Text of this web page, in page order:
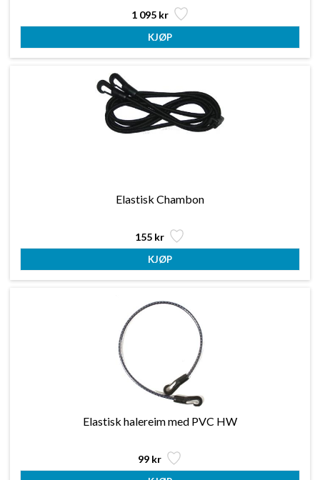
1 095 kr
Elastisk Chambon
155 kr
Elastisk halereim med PVC HW
99 kr